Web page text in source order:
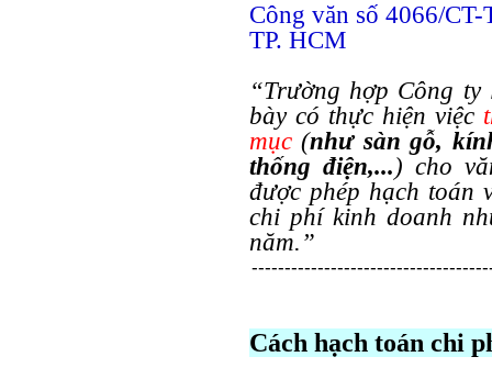
Công văn số 4066/
TP. HCM
“Trường hợp Công
bày có thực hiện việc
mục (như sàn gỗ,
thống điện,...) cho
được phép hạch toán
chi phí kinh doanh
năm.”
Cách hạch toán chi